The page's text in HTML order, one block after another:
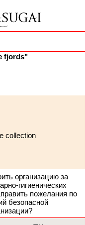
fjords"
collection
организацию за
гигиенических
пожелания по
безопасной